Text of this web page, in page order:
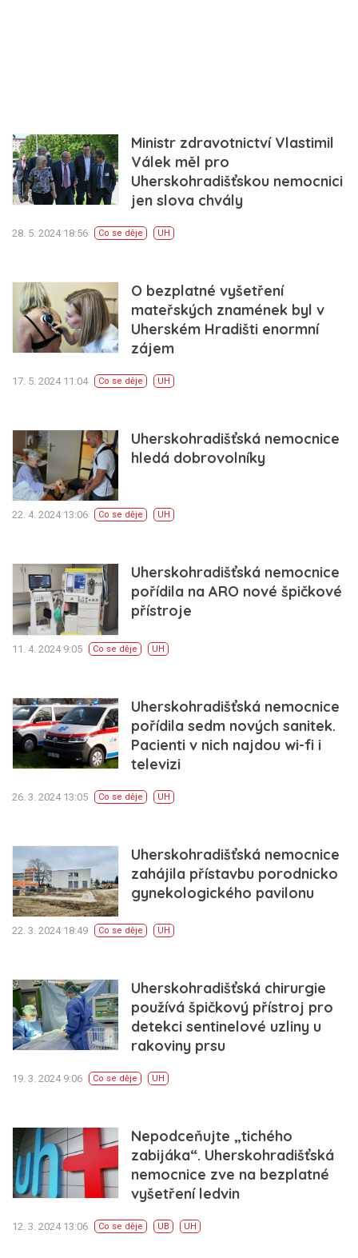
Ministr zdravotnictví Vlastimil
Válek měl pro
Uherskohradišťskou nemocnici
jen slova chvály
28. 5. 2024 18:56 Co se děje UH
O bezplatné vyšetření
mateřských znamének byl v
Uherském Hradišti enormní
zájem
17. 5. 2024 11:04 Co se děje UH
Uherskohradišťská nemocnice
hledá dobrovolníky
22. 4. 2024 13:06 Co se děje UH
Uherskohradišťská nemocnice
pořídila na ARO nové špičkové
přístroje
11. 4. 2024 9:05 Co se děje UH
Uherskohradišťská nemocnice
pořídila sedm nových sanitek.
Pacienti v nich najdou wi-fi i
televizi
26. 3. 2024 13:05 Co se děje UH
Uherskohradišťská nemocnice
zahájila přístavbu porodnicko
gynekologického pavilonu
22. 3. 2024 18:49 Co se děje UH
Uherskohradišťská chirurgie
používá špičkový přístroj pro
detekci sentinelové uzliny u
rakoviny prsu
19. 3. 2024 9:06 Co se děje UH
Nepodceňujte „tichého
zabijáka“. Uherskohradišťská
nemocnice zve na bezplatné
vyšetření ledvin
12. 3. 2024 13:06 Co se děje UB UH